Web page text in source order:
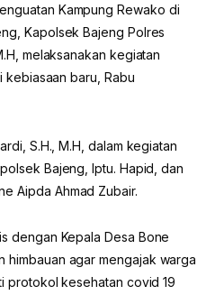
Kampung Rewako di
Kapolsek Bajeng Polres
melaksanakan kegiatan
kebiasaan baru, Rabu
S.H., M.H, dalam kegiatan
Bajeng, Iptu. Hapid, dan
Aipda Ahmad Zubair.
dengan Kepala Desa Bone
himbauan agar mengajak warga
protokol kesehatan covid 19